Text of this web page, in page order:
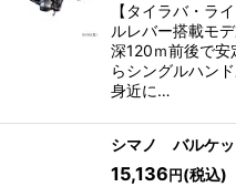
【タイラバ・ラ
ルレバー搭載モ
深120ｍ前後で安
らシングルハン
身近に…
シマノ バルケ
15,136 円 (税込)